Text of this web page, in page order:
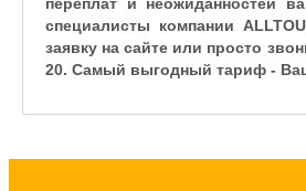
переплат и неожиданностей
специалисты компании
заявку на сайте или просто
20. Самый выгодный тариф -